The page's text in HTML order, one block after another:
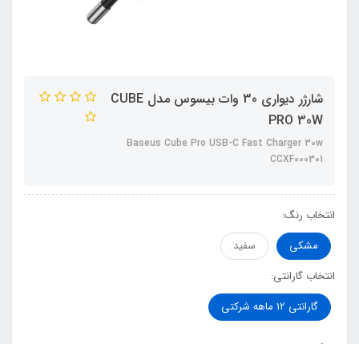
شارژر دیواری 30 وات بیسوس مدل CUBE
PRO 30W
Baseus Cube Pro USB-C Fast Charger 30w
CCXF000301
انتخاب رنگ:
مشکی
سفید
انتخاب گارانتی:
گارانتی 12 ماهه شرکتی